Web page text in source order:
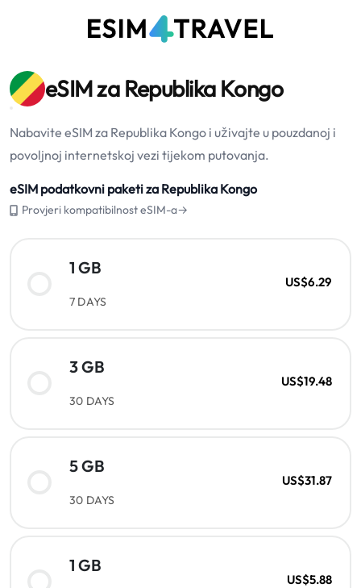
eSIM za Republika Kongo
Nabavite eSIM za Republika Kongo i uživajte u pouzdanoj i
povoljnoj internetskoj vezi tijekom putovanja.
eSIM podatkovni paketi za Republika Kongo
Provjeri kompatibilnost eSIM-a→
1 GB
7 DAYS
US$6.29
3 GB
30 DAYS
US$19.48
5 GB
30 DAYS
US$31.87
1 GB
US$5.88